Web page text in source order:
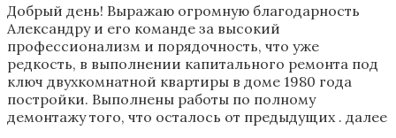
Добрый день! Выражаю огромную благодарность
Александру и его команде за высокий
профессионализм и порядочность, что уже
редкость, в выполнении капитального ремонта под
ключ двухкомнатной квартиры в доме 1980 года
постройки. Выполнены работы по полному
демонтажу того, что осталось от предыдущих . далее